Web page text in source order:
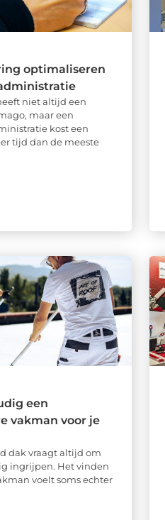
optimaliseren
niet altijd een
maar een
kost een
tijd dan de meeste
een
vakman voor je
dak vraagt altijd om
ingrijpen. Het vinden
voelt soms echter